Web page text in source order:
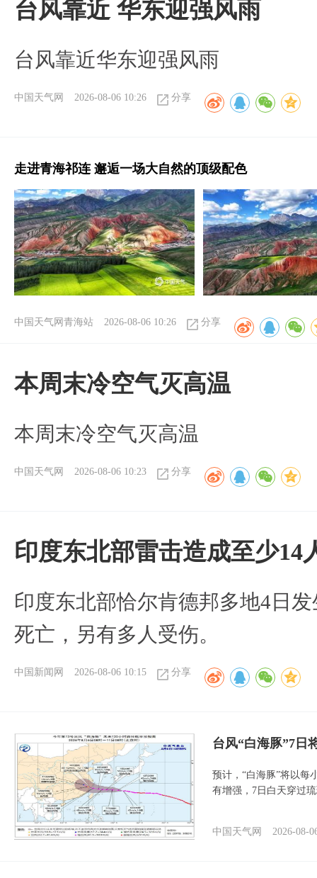
台风靠近 华东迎强风雨
台风靠近华东迎强风雨
中国天气网 2026-08-06 10:26 分享
走进青海祁连 邂逅一场大自然的顶级配色
中国天气网青海站 2026-08-06 10:26 分享
本周末冷空气灭高温
本周末冷空气灭高温
中国天气网 2026-08-06 10:23 分享
印度东北部雷击造成至少14
印度东北部恰尔肯德邦多地4日
死亡，另有多人受伤。
中国新闻网 2026-08-06 10:15 分享
台风“白海豚”7日
预计，“白海豚”将以每
有增强，7日白天穿过
中国天气网 2026-08-